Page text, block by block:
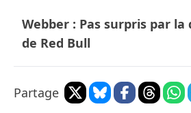
Webber : Pas surpris par la
de Red Bull
Partage